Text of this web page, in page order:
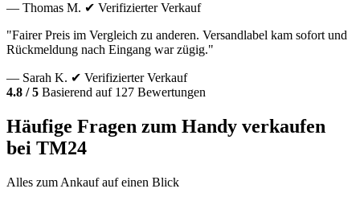
— Thomas M. ✔ Verifizierter Verkauf
"Fairer Preis im Vergleich zu anderen. Versandlabel kam sofort und
Rückmeldung nach Eingang war zügig."
— Sarah K. ✔ Verifizierter Verkauf
4.8 / 5 Basierend auf 127 Bewertungen
Häufige Fragen zum Handy verkaufen
bei TM24
Alles zum Ankauf auf einen Blick